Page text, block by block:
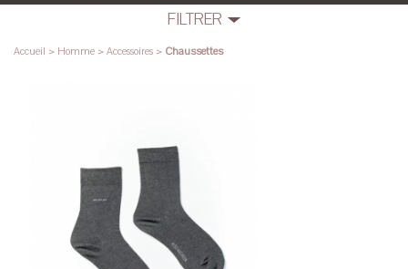
FILTRER
Accueil > Homme > Accessoires > Chaussettes